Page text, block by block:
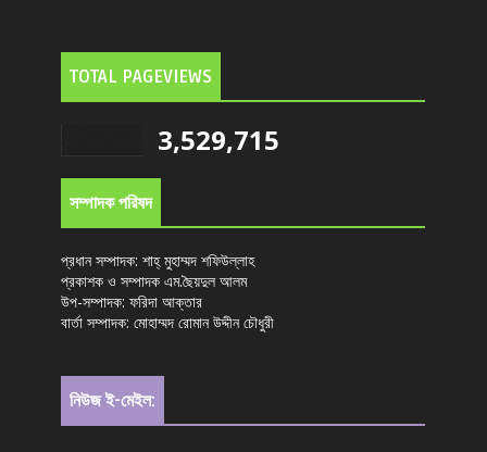
TOTAL PAGEVIEWS
3,529,715
সম্পাদক পরিষদ
প্রধান সম্পাদক: শাহ্ মুহাম্মদ শফিউল্লাহ
প্রকাশক ও সম্পাদক এম.ছৈয়দুল আলম
উপ-সম্পাদক: ফরিদা আক্তার
বার্তা সম্পাদক: মোহাম্মদ রোমান উদ্দীন চৌধুরী
নিউজ ই-মেইল: